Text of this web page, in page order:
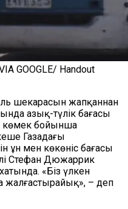
GOOGLE/ Handout
шекарасын жапқаннан
азық-түлік бағасы
көмек бойынша
Газадағы
ұн мен көкөніс бағасы
Стефан Дюжаррик
«Біз үлкен
жалғастырайық», – деп